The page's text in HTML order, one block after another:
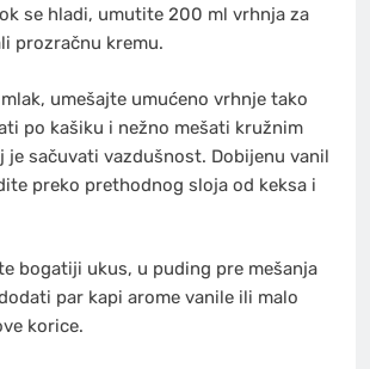
se hladi, umutite 200 ml vrhnja za
prozračnu kremu.
umešajte umućeno vrhnje tako
po kašiku i nežno mešati kružnim
je sačuvati vazdušnost. Dobijenu vanil
preko prethodnog sloja od keksa i
bogatiji ukus, u puding pre mešanja
par kapi arome vanile ili malo
korice.